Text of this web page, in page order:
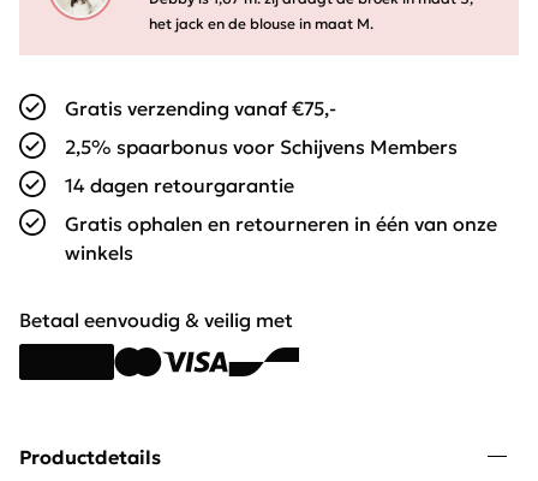
het jack en de blouse in maat M.
Gratis verzending vanaf €75,-
2,5% spaarbonus voor Schijvens Members
14 dagen retourgarantie
Gratis ophalen en retourneren in één van onze
winkels
Betaal eenvoudig & veilig met
Productdetails